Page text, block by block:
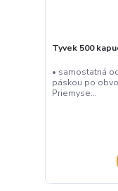
Tyvek 500
• samostatná
páskou po
Priemyse...